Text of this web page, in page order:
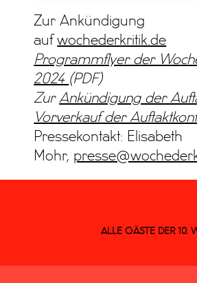
Zur Ankündigung
aufwochederkritik.de
Programmflyer der
2024 (PDF)
Zur Ankündigung der
Vorverkauf der
Pressekontakt: Elisabeth
Mohr,
ALLE GÄSTE DER 10.